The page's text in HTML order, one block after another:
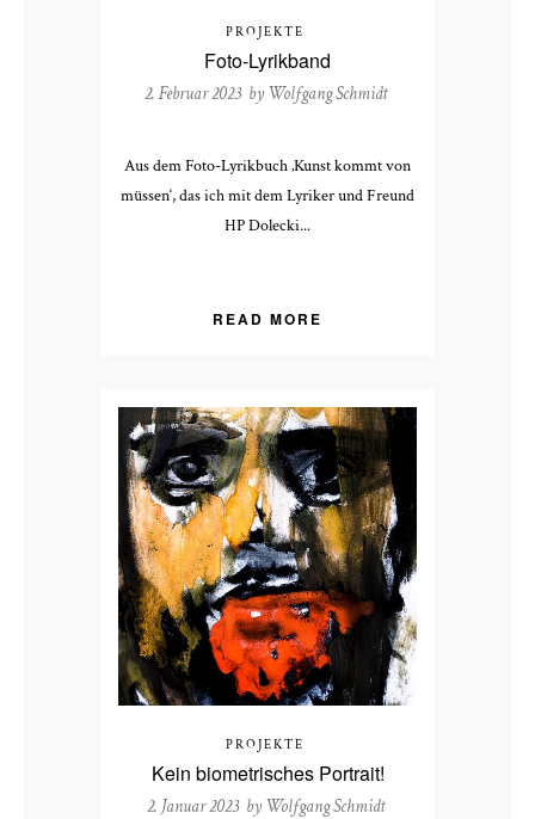
PROJEKTE
Foto-Lyrikband
2. Februar 2023 by Wolfgang Schmidt
Aus dem Foto-Lyrikbuch ‚Kunst kommt von
müssen‘, das ich mit dem Lyriker und Freund
HP Dolecki...
READ MORE
PROJEKTE
Kein biometrisches Portrait!
2. Januar 2023 by Wolfgang Schmidt